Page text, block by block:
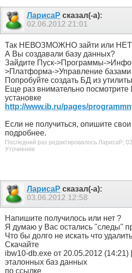
ЛарисаР сказал(-а):
02.06.2012 21:01
Так НЕВОЗМОЖНО зайти или НЕТ
А Вы создавали базу данных?
Зайдите Пуск->Программы-
>Платформа->Управление
Попробуйте создать БД из
Еще раз внимательно посмотрите
установке
http://www.ib.ru/pages/
Если не получиться, опишите
подробнее.
Последний раз редактировалось ЛарисаР;
Уточнение
ЛарисаР сказал(-а):
03.06.2012 12:58
Напишите получилось или нет ?
Я думаю у Вас остались "следы"
Что бы долго не искать что
Скачайте
ibw10-db.exe от 20.05.2012
эталонных баз данных
по ссылке